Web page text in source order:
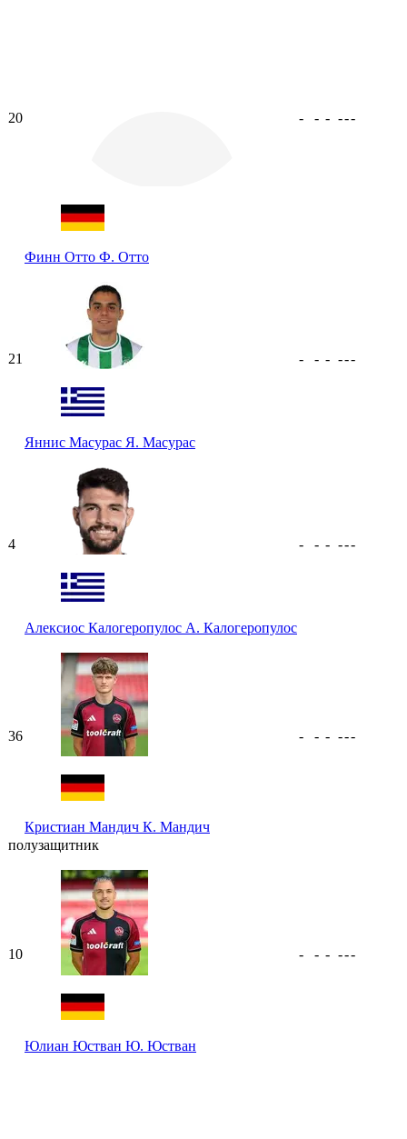
20
Финн Отто Ф. Отто
- - - ---
21
Яннис Масурас Я. Масурас
- - - ---
4
Алексиос Калогеропулос А. Калогеропулос
- - - ---
36
Кристиан Мандич К. Мандич
- - - ---
полузащитник
10
Юлиан Юстван Ю. Юстван
- - - ---